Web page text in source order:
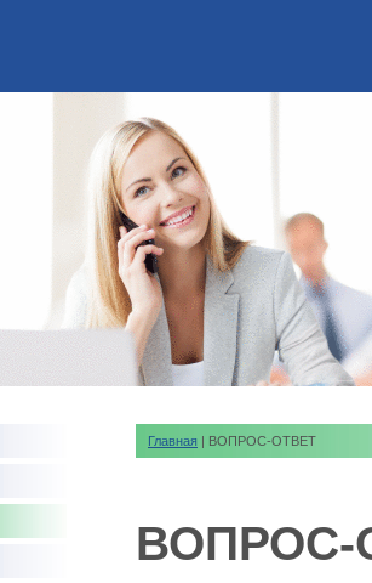
Главная | ВОПРОС-ОТВЕТ
ВОПРОС-